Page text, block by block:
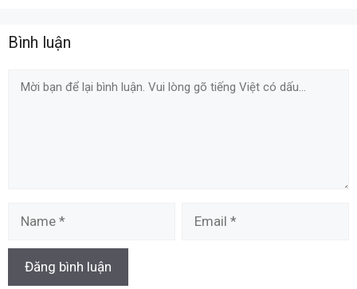
Bình luận
Comment